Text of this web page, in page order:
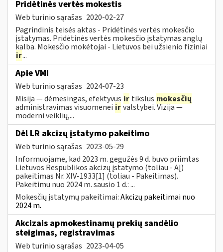
Pridėtinės vertės mokestis
Web turinio sąrašas 2020-02-27
Pagrindinis teisės aktas - Pridėtinės vertės mokesčio
įstatymas. Pridėtinės vertės mokesčio įstatymas anglų
kalba. Mokesčio mokėtojai - Lietuvos bei užsienio fiziniai
ir...
Apie VMI
Web turinio sąrašas 2024-07-23
Misija — dėmesingas, efektyvus ir tikslus mokesčių
administravimas visuomenei irvalstybei. Vizija —
moderni veiklių,...
Dėl LR akcizų įstatymo pakeitimo
Web turinio sąrašas 2023-05-29
Informuojame, kad 2023 m. gegužės 9 d. buvo priimtas
Lietuvos Respublikos akcizų įstatymo (toliau - AĮ)
pakeitimas Nr. XIV-1933[1] (toliau - Pakeitimas).
Pakeitimu nuo 2024 m. sausio 1 d.: ...
Mokesčių įstatymų pakeitimai:Akcizų pakeitimai nuo
2024 m.
Akcizais apmokestinamų prekių sandėlio
steigimas, registravimas
Web turinio sąrašas 2023-04-05